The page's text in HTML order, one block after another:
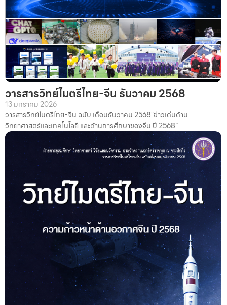
วารสารวิทย์ไมตรีไทย-จีน ธันวาคม 2568
13 มกราคม 2026
วารสารวิทย์ไมตรีไทย-จีน ฉบับ เดือนธันวาคม 2568“ข่าวเด่นด้าน
วิทยาศาสตร์และเทคโนโลยี และด้านการศึกษาของจีน ปี 2568”